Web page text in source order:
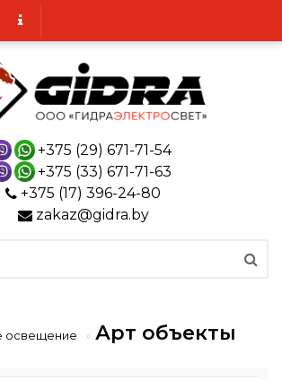
+375 (29) 671-71-54
+375 (33) 671-71-63
+375 (17) 396-24-80
zakaz@gidra.by
освещение Арт объекты